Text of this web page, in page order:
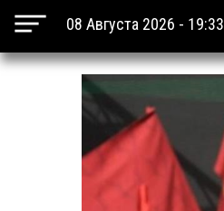
08 Августа 2026 - 19:33